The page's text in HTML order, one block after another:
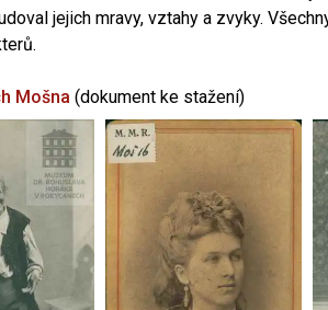
jejich mravy, vztahy a zvyky.
Mošna (dokument ke stažení)